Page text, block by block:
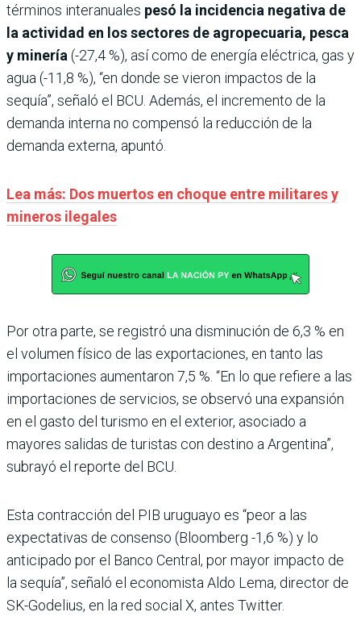
términos interanuales pesó la incidencia negativa de
la actividad en los sectores de agropecuaria, pesca
y minería (-27,4 %), así como de energía eléctrica, gas y
agua (-11,8 %), “en donde se vieron impactos de la
sequía”, señaló el BCU. Además, el incremento de la
demanda interna no compensó la reducción de la
demanda externa, apuntó.
Lea más: Dos muertos en choque entre militares y
mineros ilegales
Por otra parte, se registró una disminución de 6,3 % en
el volumen físico de las exportaciones, en tanto las
importaciones aumentaron 7,5 %. “En lo que refiere a las
importaciones de servicios, se observó una expansión
en el gasto del turismo en el exterior, asociado a
mayores salidas de turistas con destino a Argentina”,
subrayó el reporte del BCU.
Esta contracción del PIB uruguayo es “peor a las
expectativas de consenso (Bloomberg -1,6 %) y lo
anticipado por el Banco Central, por mayor impacto de
la sequía”, señaló el economista Aldo Lema, director de
SK-Godelius, en la red social X, antes Twitter.